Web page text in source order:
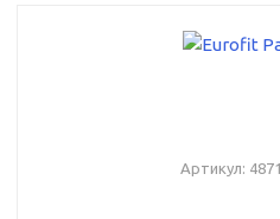
Артикул: